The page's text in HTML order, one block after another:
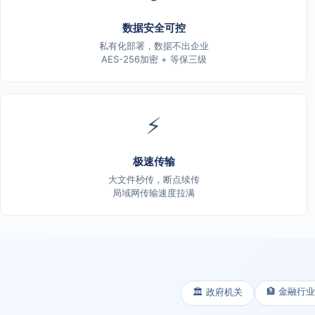
数据安全可控
私有化部署，数据不出企业
AES-256加密 + 等保三级
⚡
极速传输
大文件秒传，断点续传
局域网传输速度拉满
🏛️ 政府机关 🏦 金融行业